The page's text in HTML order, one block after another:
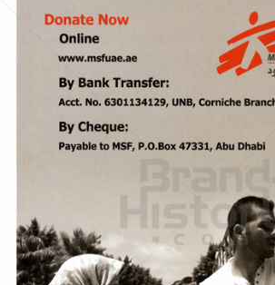
MEDECINS SANS
MEDECINS SANS FRONTIERES